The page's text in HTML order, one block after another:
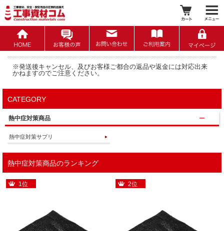
※発送後キャンセル、及びお客様ご都合の返品や返金には対応出来
かねますのでご注意ください。
CATEGORY
熱中症対策商品
熱中症対策サプリ
熱中症対策商品のランキング
1位 2位